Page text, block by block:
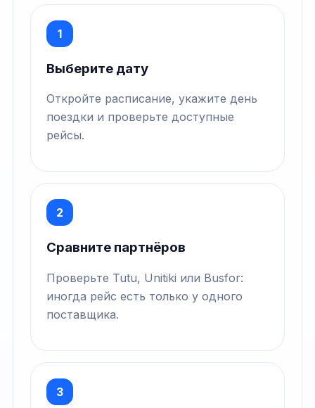
1
Выберите дату
Откройте расписание, укажите день
поездки и проверьте доступные
рейсы.
2
Сравните партнёров
Проверьте Tutu, Unitiki или Busfor:
иногда рейс есть только у одного
поставщика.
3